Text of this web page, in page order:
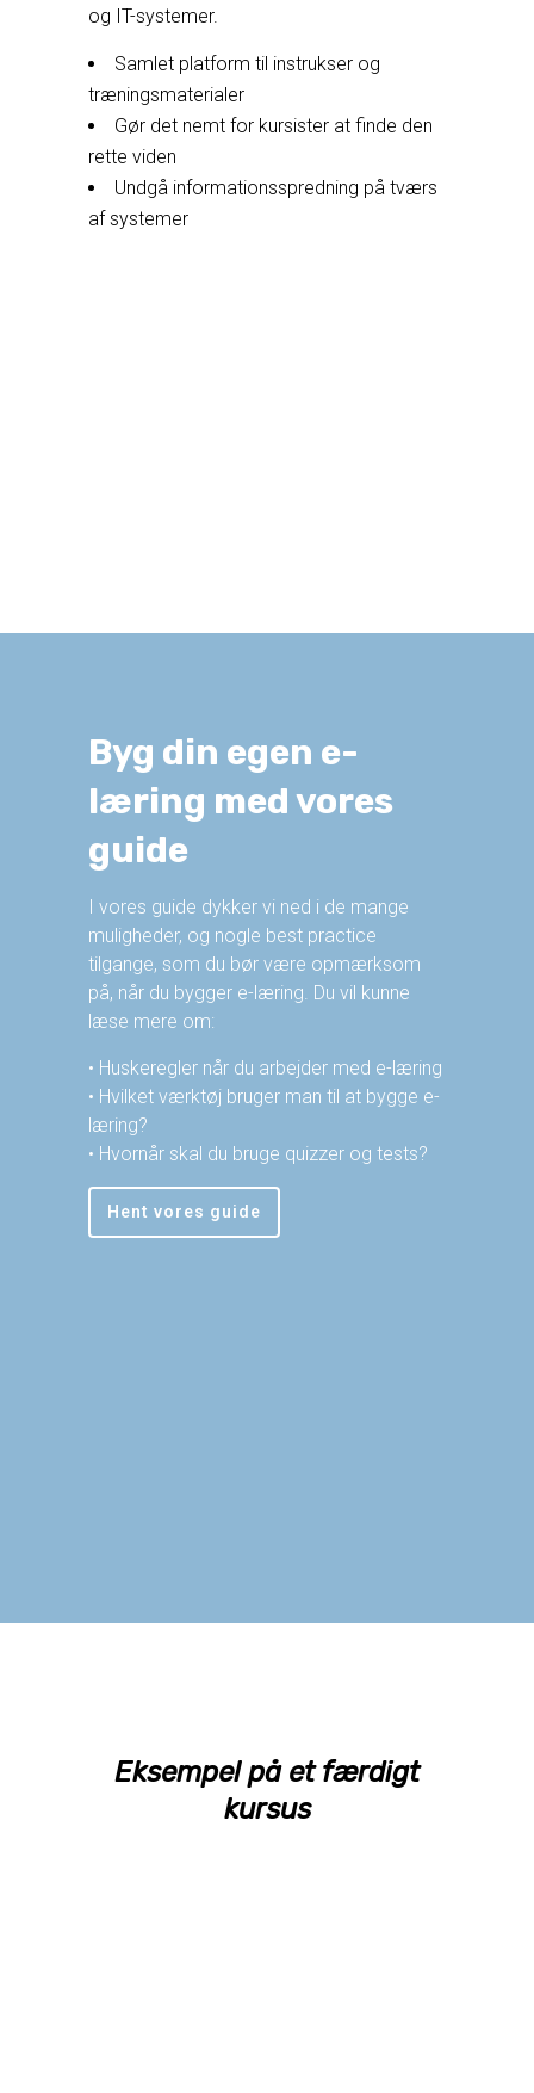
og IT-systemer.
Samlet platform til instrukser og
træningsmaterialer
Gør det nemt for kursister at finde den
rette viden
Undgå informationsspredning på tværs
af systemer
Byg din egen e-
læring med vores
guide
I vores guide dykker vi ned i de mange
muligheder, og nogle best practice
tilgange, som du bør være opmærksom
på, når du bygger e-læring. Du vil kunne
læse mere om:
• Huskeregler når du arbejder med e-læring
• Hvilket værktøj bruger man til at bygge e-
læring?
• Hvornår skal du bruge quizzer og tests?
Hent vores guide
Eksempel på et færdigt
kursus